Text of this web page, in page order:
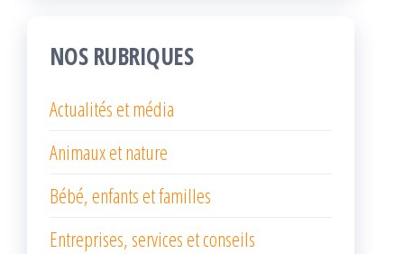
NOS RUBRIQUES
Actualités et média
Animaux et nature
Bébé, enfants et familles
Entreprises, services et conseils